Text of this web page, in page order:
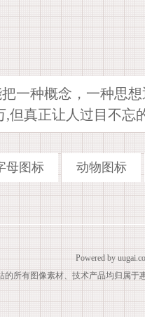
一种概念，一种思
,但真正让人过目不忘
母图标 动物图标
Powered by
的所有图像素材、技术产品均归属于